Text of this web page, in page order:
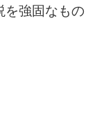
を強固なもの